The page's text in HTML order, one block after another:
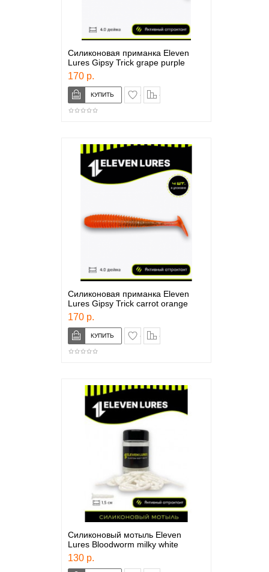
Силиконовая приманка Eleven
Lures Gipsy Trick grape purple
170 р.
в закладки
Силиконовая приманка Eleven
Lures Gipsy Trick carrot orange
170 р.
в закладки
Силиконовый мотыль Eleven
Lures Bloodworm milky white
130 р.